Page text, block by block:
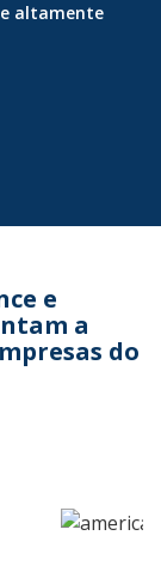
altamente
e
a
do